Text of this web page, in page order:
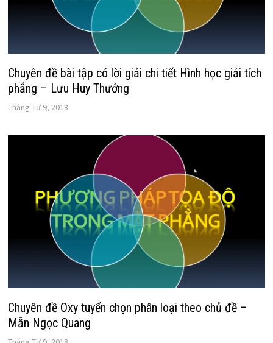
Chuyên đề bài tập có lời giải chi tiết Hình học giải tích
phẳng – Lưu Huy Thưởng
Tháng Tư 9, 2018
Chuyên đề Oxy tuyển chọn phân loại theo chủ đề –
Mẫn Ngọc Quang